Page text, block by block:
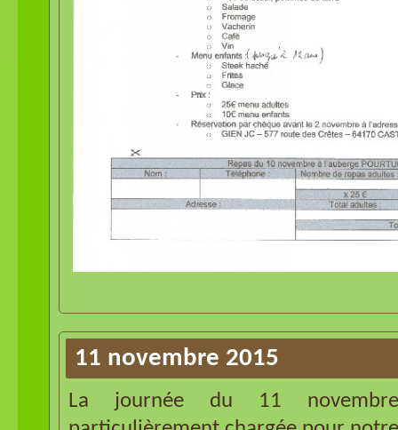
11 novembre 2015
La journée du 11